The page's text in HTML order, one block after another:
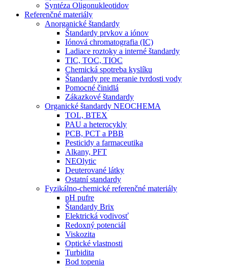
Syntéza Oligonukleotidov
Referenčné materiály
Anorganické štandardy
Štandardy prvkov a iónov
Iónová chromatografia (IC)
Ladiace roztoky a interné štandardy
TIC, TOC, TIOC
Chemická spotreba kyslíku
Štandardy pre meranie tvrdosti vody
Pomocné činidlá
Zákazkové štandardy
Organické štandardy NEOCHEMA
TOL, BTEX
PAU a heterocykly
PCB, PCT a PBB
Pesticidy a farmaceutika
Alkany, PFT
NEOlytic
Deuterované látky
Ostatní standardy
Fyzikálno-chemické referenčné materiály
pH pufre
Štandardy Brix
Elektrická vodivosť
Redoxný potenciál
Viskozita
Optické vlastnosti
Turbidita
Bod topenia